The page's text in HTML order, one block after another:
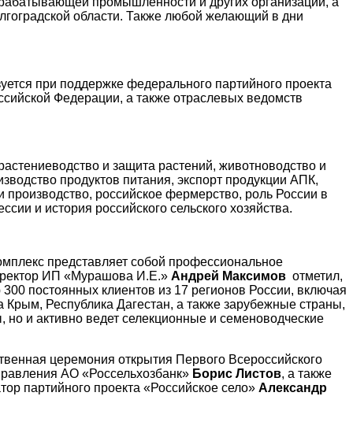
области. Также любой желающий в дни
при поддержке федерального партийного проекта
Федерации, а также отраслевых ведомств
и защита растений, животноводство и
продуктов питания, экспорт продукции АПК,
производство, российское фермерство, роль России в
и история российского сельского хозяйства.
представляет собой профессиональное
ИП «Мурашова И.Е.» Андрей Максимов отметил,
постоянных клиентов из 17 регионов России, включая
Крым, Республика Дагестан, а также зарубежные страны,
и активно ведет селекционные и семеноводческие
церемония открытия Первого Всероссийского
АО «Россельхозбанк» Борис Листов, а также
партийного проекта «Российское село» Александр